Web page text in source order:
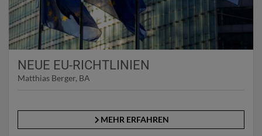
NEUE EU-RICHTLINIEN
Matthias Berger, BA
MEHR ERFAHREN